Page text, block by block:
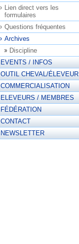
Lien direct vers les
formulaires
Questions fréquentes
Archives
Discipline
EVENTS / INFOS
OUTIL CHEVAL/ÉLEVEUR
COMMERCIALISATION
ELEVEURS / MEMBRES
FÉDÉRATION
CONTACT
NEWSLETTER